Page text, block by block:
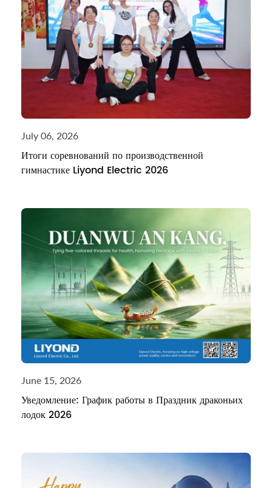
July 06, 2026
Итоги соревнований по производственной
гимнастике Liyond Electric 2026
June 15, 2026
Уведомление: График работы в Праздник драконьих
лодок 2026